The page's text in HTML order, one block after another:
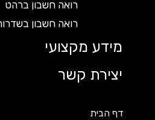
רואה חשבון ברהט
רואה חשבון בשדרות
מידע מקצועי
יצירת קשר
דף הבית